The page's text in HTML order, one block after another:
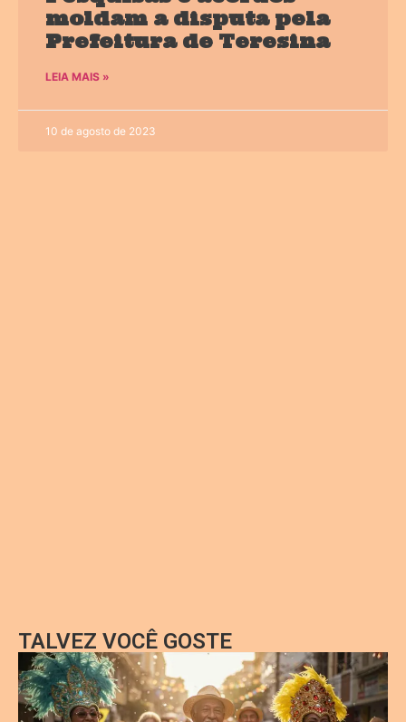
moldam a disputa pela
Prefeitura de Teresina
LEIA MAIS »
10 de agosto de 2023
TALVEZ VOCÊ GOSTE